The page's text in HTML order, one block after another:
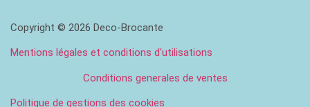
Copyright © 2026 Deco-Brocante
Mentions légales et conditions d'utilisations
Conditions generales de ventes
Politique de gestions des cookies